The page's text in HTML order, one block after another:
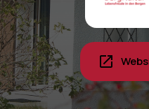
Pyjamafrühstück in
Ihrem Feriendomizil -
unser